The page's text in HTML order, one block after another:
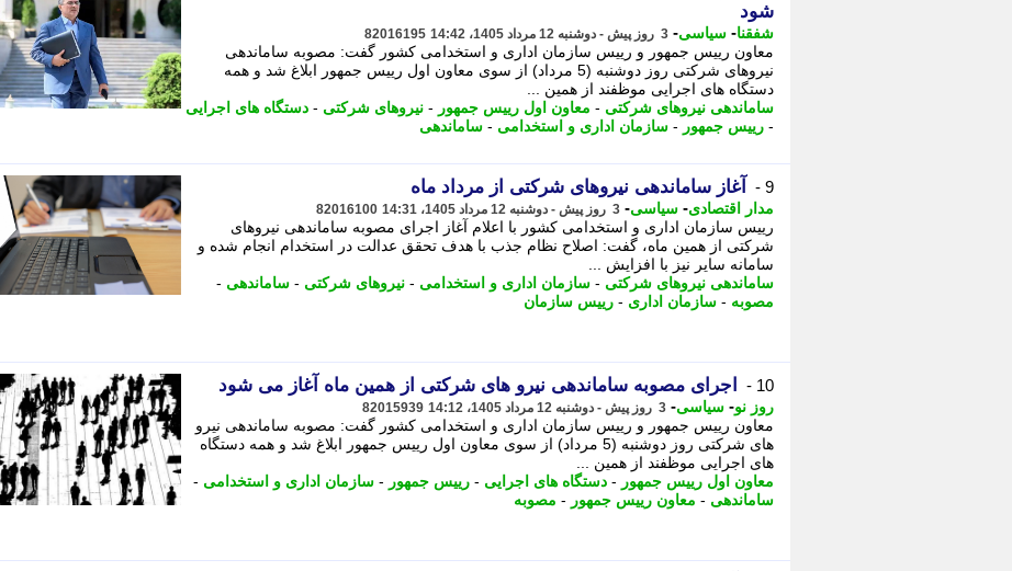
شود
شفقنا- سیاسی- 3 روز پیش - دوشنبه 12 مرداد 1405، 14:42 82016195
معاون رییس جمهور و رییس سازمان اداری و استخدامی کشور گفت: مصوبه ساماندهی
نیروهای شرکتی روز دوشنبه (5 مرداد) از سوی معاون اول رییس جمهور ابلاغ شد و همه
دستگاه های اجرایی موظفند از همین ...
ساماندهی نیروهای شرکتی - معاون اول رییس جمهور - نیروهای شرکتی - دستگاه های اجرایی
- رییس جمهور - سازمان اداری و استخدامی - ساماندهی
9 - آغاز ساماندهی نیروهای شرکتی از مرداد ماه
مدار اقتصادی- سیاسی- 3 روز پیش - دوشنبه 12 مرداد 1405، 14:31 82016100
رییس سازمان اداری و استخدامی کشور با اعلام آغاز اجرای مصوبه ساماندهی نیروهای
شرکتی از همین ماه، گفت: اصلاح نظام جذب با هدف تحقق عدالت در استخدام انجام شده و
سامانه سایر نیز با افزایش ...
ساماندهی نیروهای شرکتی - سازمان اداری و استخدامی - نیروهای شرکتی - ساماندهی -
مصوبه - سازمان اداری - رییس سازمان
10 - اجرای مصوبه ساماندهی نیرو های شرکتی از همین ماه آغاز می شود
روز نو- سیاسی- 3 روز پیش - دوشنبه 12 مرداد 1405، 14:12 82015939
معاون رییس جمهور و رییس سازمان اداری و استخدامی کشور گفت: مصوبه ساماندهی نیرو
های شرکتی روز دوشنبه (5 مرداد) از سوی معاون اول رییس جمهور ابلاغ شد و همه دستگاه
های اجرایی موظفند از همین ...
معاون اول رییس جمهور - دستگاه های اجرایی - رییس جمهور - سازمان اداری و استخدامی -
ساماندهی - معاون رییس جمهور - مصوبه